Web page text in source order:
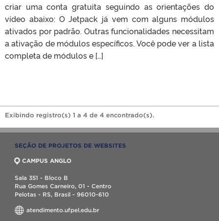
criar uma conta gratuita seguindo as orientações do
vídeo abaixo: O Jetpack já vem com alguns módulos
ativados por padrão. Outras funcionalidades necessitam
a ativação de módulos específicos. Você pode ver a lista
completa de módulos e […]
Exibindo registro(s) 1 a 4 de 4 encontrado(s).
SEÇÃO DE PROJETOS DE WEBSITES
CAMPUS ANGLO
Sala 351 - Bloco B
Rua Gomes Carneiro, 01 - Centro
Pelotas - RS, Brasil - 96010-610
atendimento.ufpel.edu.br